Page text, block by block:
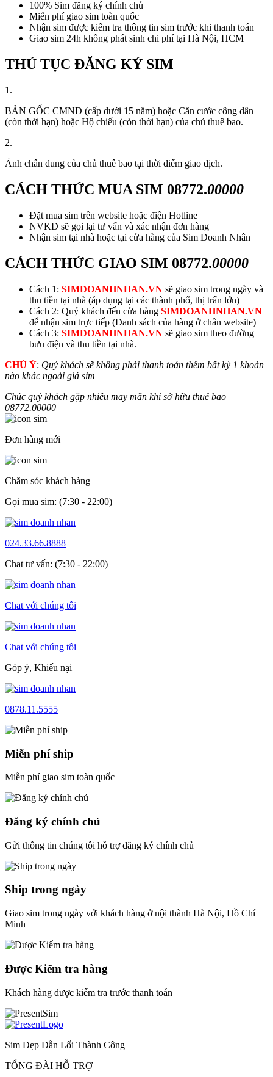
100% Sim đăng ký chính chủ
Miễn phí giao sim toàn quốc
Nhận sim được kiểm tra thông tin sim trước khi thanh toán
Giao sim 24h không phát sinh chi phí tại Hà Nội, HCM
THỦ TỤC ĐĂNG KÝ SIM
1.
BẢN GỐC CMND (cấp dưới 15 năm) hoặc Căn cước công dân
(còn thời hạn) hoặc Hộ chiếu (còn thời hạn) của chủ thuê bao.
2.
Ảnh chân dung của chủ thuê bao tại thời điểm giao dịch.
CÁCH THỨC MUA SIM 08772.00000
Đặt mua sim trên website hoặc điện Hotline
NVKD sẽ gọi lại tư vấn và xác nhận đơn hàng
Nhận sim tại nhà hoặc tại cửa hàng của Sim Doanh Nhân
CÁCH THỨC GIAO SIM 08772.00000
Cách 1: SIMDOANHNHAN.VN sẽ giao sim trong ngày và
thu tiền tại nhà (áp dụng tại các thành phố, thị trấn lớn)
Cách 2: Quý khách đến cửa hàng SIMDOANHNHAN.VN
để nhận sim trực tiếp (Danh sách của hàng ở chân website)
Cách 3: SIMDOANHNHAN.VN sẽ giao sim theo đường
bưu điện và thu tiền tại nhà.
CHÚ Ý: Quý khách sẽ không phải thanh toán thêm bất kỳ 1 khoản
nào khác ngoài giá sim
Chúc quý khách gặp nhiều may mắn khi sở hữu thuê bao
08772.00000
Đơn hàng mới
Chăm sóc khách hàng
Gọi mua sim: (7:30 - 22:00)
024.33.66.8888
Chat tư vấn: (7:30 - 22:00)
Chat với chúng tôi
Chat với chúng tôi
Góp ý, Khiếu nại
0878.11.5555
Miễn phí ship
Miễn phí giao sim toàn quốc
Đăng ký chính chủ
Gửi thông tin chúng tôi hỗ trợ đăng ký chính chủ
Ship trong ngày
Giao sim trong ngày với khách hàng ở nội thành Hà Nội, Hồ Chí
Minh
Được Kiểm tra hàng
Khách hàng được kiểm tra trước thanh toán
Sim Đẹp Dẫn Lối Thành Công
TỔNG ĐÀI HỖ TRỢ